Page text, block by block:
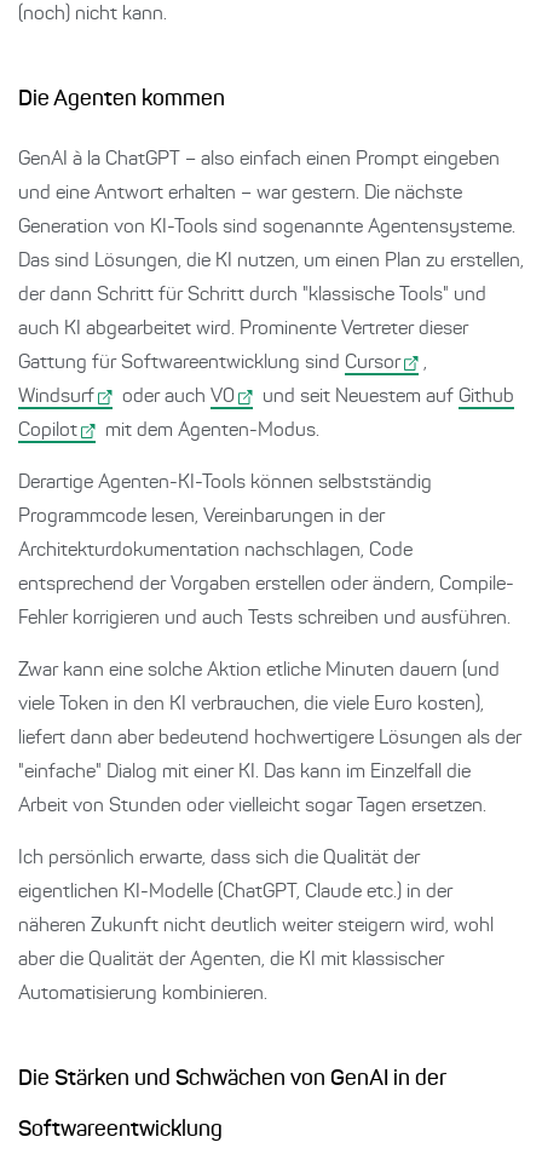
(noch) nicht kann.
Die Agenten kommen
GenAI à la ChatGPT – also einfach einen Prompt eingeben
und eine Antwort erhalten – war gestern. Die nächste
Generation von KI-Tools sind sogenannte Agentensysteme.
Das sind Lösungen, die KI nutzen, um einen Plan zu erstellen,
der dann Schritt für Schritt durch "klassische Tools" und
auch KI abgearbeitet wird. Prominente Vertreter dieser
Gattung für Softwareentwicklung sind Cursor
,
Windsurf
oder auch V0 und seit Neuestem auf Github
Copilot
mit dem Agenten-Modus.
Derartige Agenten-KI-Tools können selbstständig
Programmcode lesen, Vereinbarungen in der
Architekturdokumentation nachschlagen, Code
entsprechend der Vorgaben erstellen oder ändern, Compile-
Fehler korrigieren und auch Tests schreiben und ausführen.
Zwar kann eine solche Aktion etliche Minuten dauern (und
viele Token in den KI verbrauchen, die viele Euro kosten),
liefert dann aber bedeutend hochwertigere Lösungen als der
"einfache" Dialog mit einer KI. Das kann im Einzelfall die
Arbeit von Stunden oder vielleicht sogar Tagen ersetzen.
Ich persönlich erwarte, dass sich die Qualität der
eigentlichen KI-Modelle (ChatGPT, Claude etc.) in der
näheren Zukunft nicht deutlich weiter steigern wird, wohl
aber die Qualität der Agenten, die KI mit klassischer
Automatisierung kombinieren.
Die Stärken und Schwächen von GenAI in der
Softwareentwicklung